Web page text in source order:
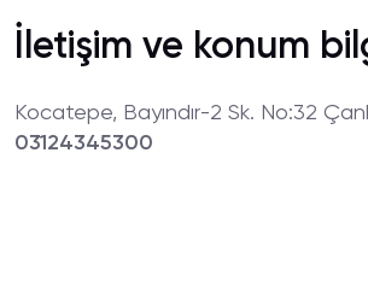
İletişim ve konum
Kocatepe, Bayındır-2 Sk. No:32
03124345300